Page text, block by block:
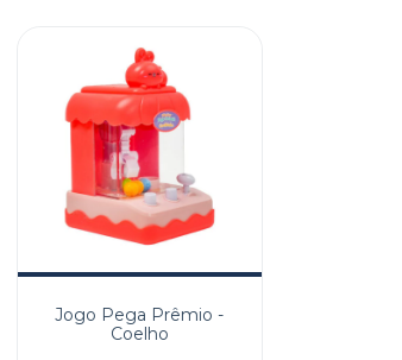
Jogo Pega Prêmio -
Coelho